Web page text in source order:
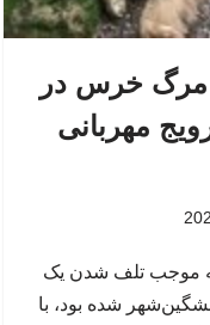
مرگ خرس در
مهربانی
موجب تلف شدن یک
شده بود، با